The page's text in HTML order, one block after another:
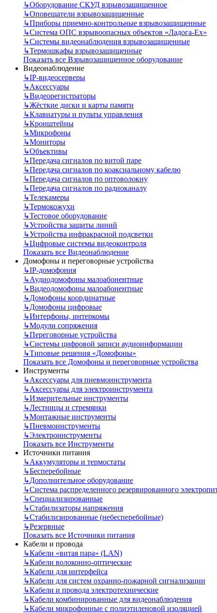
↳Оборудование СКУД взрывозащищенное
↳Оповещатели взрывозащищенные
↳Приборы приемно-контрольные взрывозащищенные
↳Система ОПС взрывоопасных объектов «Ладога-Ex»
↳Системы видеонаблюдения взрывозащищенные
↳Термошкафы взрывозащищенные
Показать все Взрывозащищенное оборудование
Видеонаблюдение
↳IP-видеосерверы
↳Аксессуары
↳Видеорегистраторы
↳Жёсткие диски и карты памяти
↳Клавиатуры и пульты управления
↳Кронштейны
↳Микрофоны
↳Мониторы
↳Объективы
↳Передача сигналов по витой паре
↳Передача сигналов по коаксиальному кабелю
↳Передача сигналов по оптоволокну
↳Передача сигналов по радиоканалу
↳Телекамеры
↳Термокожухи
↳Тестовое оборудование
↳Устройства защиты линий
↳Устройства инфракрасной подсветки
↳Цифровые системы видеоконтроля
Показать все Видеонаблюдение
Домофоны и переговорные устройства
↳IP-домофония
↳Аудиодомофоны малоабонентные
↳Видеодомофоны малоабонентные
↳Домофоны координатные
↳Домофоны цифровые
↳Интерфоны, интеркомы
↳Модули сопряжения
↳Переговорные устройства
↳Системы цифровой записи аудиоинформации
↳Типовые решения «Домофоны»
Показать все Домофоны и переговорные устройства
Инструменты
↳Аксессуары для пневмоинструмента
↳Аксессуары для электроинструмента
↳Измерительные инструменты
↳Лестницы и стремянки
↳Монтажные инструменты
↳Пневмоинструменты
↳Электроинструменты
Показать все Инструменты
Источники питания
↳Аккумуляторы и термостаты
↳Бесперебойные
↳Дополнительное оборудование
↳Система распределенного резервированного
↳Специализированные
↳Стабилизаторы напряжения
↳Стабилизированные (небесперебойные)
↳Резервные
Показать все Источники питания
Кабели и провода
↳Кабели «витая пара» (LAN)
↳Кабели волоконно-оптические
↳Кабели для интерфейса
↳Кабели для систем охранно-пожарной сигнализации
↳Кабели и провода электротехнические
↳Кабели комбинированные для видеонаблюдения
↳Кабели микрофонные с полиэтиленовой изоляцией